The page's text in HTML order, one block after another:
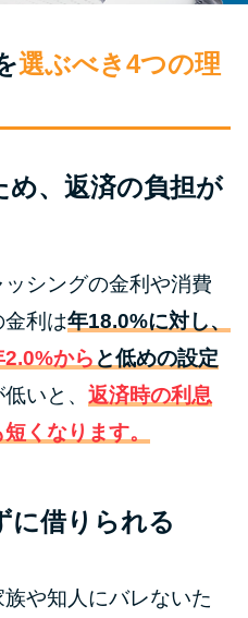
りたい方向け
な方向け
ンQ&A
そのまま払いきると
ンの見直しで40万円
選ぶべき4つの理
め、返済の負担が
シングの金利や消費
利は年18.0%に対し、
から と低めの設定
いと、 返済時の利息
くなります。
に借りられる
や知人にバレないた